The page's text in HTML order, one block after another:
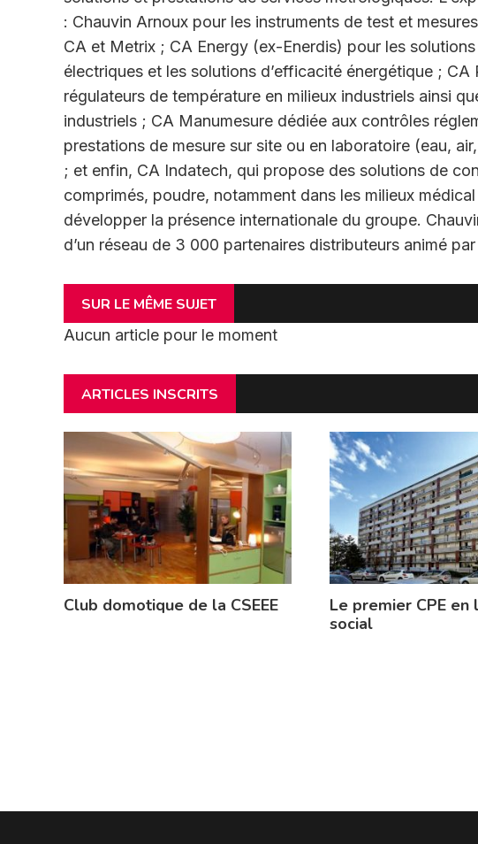
: Chauvin Arnoux pour les instruments de test et
CA et Metrix ; CA Energy (ex-Enerdis) pour les
électriques et les solutions d’efficacité énergétique ;
régulateurs de température en milieux industriels ainsi
industriels ; CA Manumesure dédiée aux contrôles
prestations de mesure sur site ou en laboratoire (eau,
; et enfin, CA Indatech, qui propose des solutions de
comprimés, poudre, notamment dans les milieux
développer la présence internationale du groupe.
d’un réseau de 3 000 partenaires distributeurs animé
SUR LE MÊME SUJET
Aucun article pour le moment
ARTICLES INSCRITS
Club domotique de la CSEEE
Le premier CPE
social